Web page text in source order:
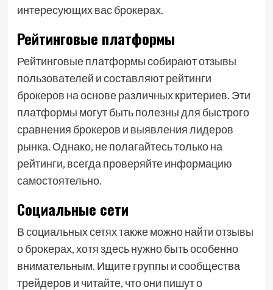
интересующих вас брокерах.
Рейтинговые платформы
Рейтинговые платформы собирают отзывы
пользователей и составляют рейтинги
брокеров на основе различных критериев. Эти
платформы могут быть полезны для быстрого
сравнения брокеров и выявления лидеров
рынка. Однако, не полагайтесь только на
рейтинги, всегда проверяйте информацию
самостоятельно.
Социальные сети
В социальных сетях также можно найти отзывы
о брокерах, хотя здесь нужно быть особенно
внимательным. Ищите группы и сообщества
трейдеров и читайте, что они пишут о